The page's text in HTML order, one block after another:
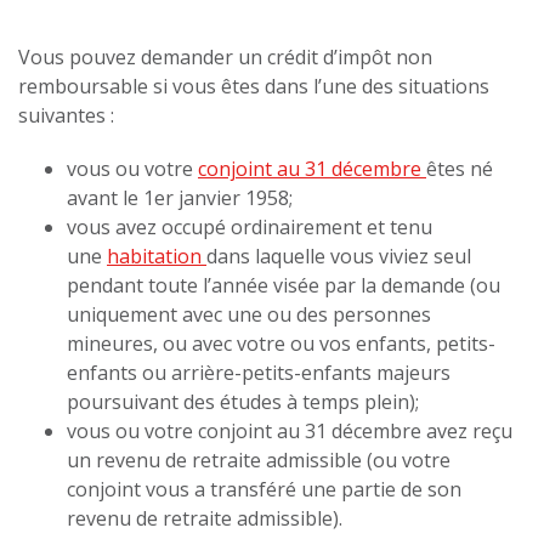
Vous pouvez demander un crédit d’impôt non
remboursable si vous êtes dans l’une des situations
suivantes :
vous ou votre conjoint au 31 décembre êtes né
avant le 1er janvier 1958;
vous avez occupé ordinairement et tenu
une habitation dans laquelle vous viviez seul
pendant toute l’année visée par la demande (ou
uniquement avec une ou des personnes
mineures, ou avec votre ou vos enfants, petits-
enfants ou arrière-petits-enfants majeurs
poursuivant des études à temps plein);
vous ou votre conjoint au 31 décembre avez reçu
un revenu de retraite admissible (ou votre
conjoint vous a transféré une partie de son
revenu de retraite admissible).